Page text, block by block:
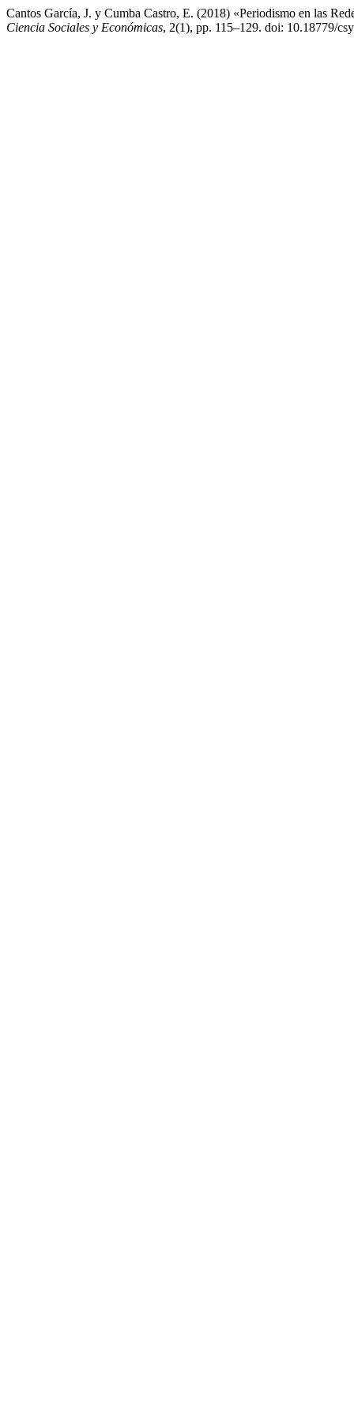
Cantos García, J. y Cumba Castro, E. (2018) «Periodismo en las
Ciencia Sociales y Económicas, 2(1), pp. 115–129. doi: 10.18779/